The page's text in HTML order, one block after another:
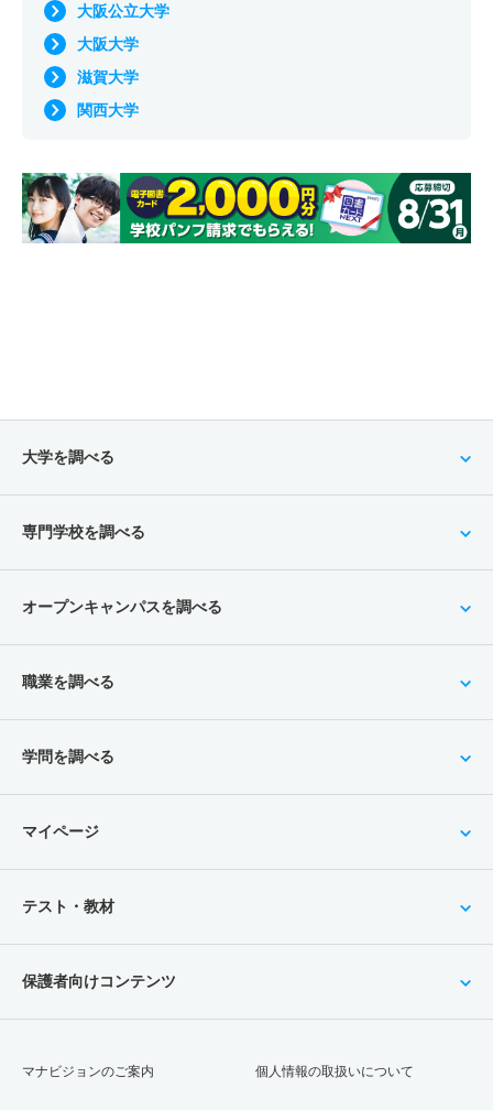
大阪公立大学
大阪大学
滋賀大学
関西大学
大学を調べる
専門学校を調べる
オープンキャンパスを調べる
職業を調べる
学問を調べる
マイページ
テスト・教材
保護者向けコンテンツ
マナビジョンのご案内 個人情報の取扱いについて